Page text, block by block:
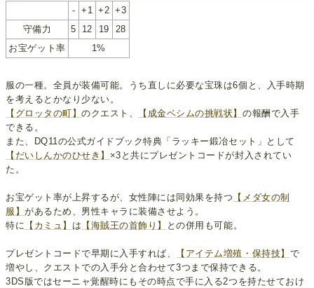
- +1 +2 +3
守備力
5 12 19
28
お宝ゲット率
1%
服の一種。全員が装備可能。うち直しに必要な宝珠は6個と、入手時期
を考えるとかなり少ない。
【グロッタの町】のクエスト、 【成金ベシムの挑戦状】の報酬で入手
できる。
また、DQ11の公式ガイドブック特典「ラッキー鍛冶セット」として
【だいしんかのひせき】 ×3と共にプレゼントコードが封入されてい
た。
お宝ゲット率が上昇するが、女性陣には同効果を持つ 【メダ女の制
服】があるため、男性キャラに装備させよう。
特に 【カミュ】 は 【海賊王の首飾り】 との併用も可能。
プレゼントコードで早期に入手すれば、 【アイテム増殖・保持技】 で
増やし、クエストでの入手分と合わせて3つまで保持できる。
3DS版ではセーニャ覚醒時にもその時点で手に入る2つを持たせておけ